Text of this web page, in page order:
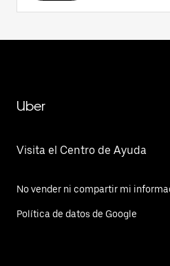
Uber
Visita el Centro de Ayuda
No vender ni compartir mi
Política de datos de Google